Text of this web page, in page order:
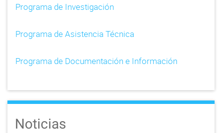
a
i
o
Programa de Investigación
Programa de Asistencia Técnica
Programa de Documentación e Información
Noticias